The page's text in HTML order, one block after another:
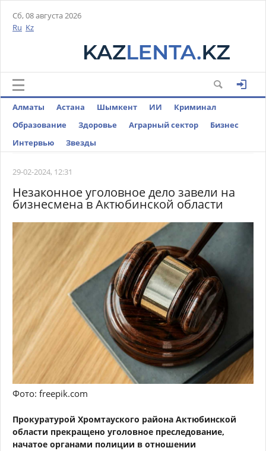
Сб, 08 августа 2026
Ru Kz
Алматы Астана Шымкент ИИ
Криминал
Образование
Здоровье Аграрный сектор
Бизнес
Интервью
Звезды
29-02-2024, 12:31
Незаконное уголовное дело завели на
бизнесмена в Актюбинской области
Фото: freepik.com
Прокуратурой Хромтауского района Актюбинской
области прекращено уголовное преследование,
начатое органами полиции в отношении